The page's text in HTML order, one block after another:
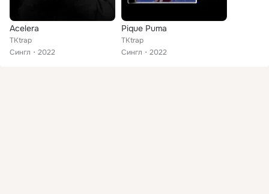
Acelera
TKtrap
Сингл
2022
Pique Puma
TKtrap
Сингл
2022